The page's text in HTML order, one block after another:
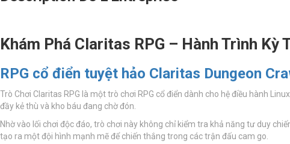
Khám Phá Claritas RPG – Hành Trình Kỳ
RPG cổ điển tuyệt hảo Claritas Dungeon
Trò Chơi Claritas RPG là một trò chơi RPG cổ điển dành cho hệ điều hành
đầy kẻ thù và kho báu đang chờ đón.
Nhờ vào lối chơi độc đáo, trò chơi này không chỉ kiểm tra khả năng tư duy
tạo ra một đội hình mạnh mẽ để chiến thắng trong các trận đấu cam go.